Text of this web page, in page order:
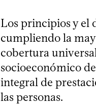
Los principios y el
cumpliendo la
cobertura
socioeconómico
integral de
las personas.